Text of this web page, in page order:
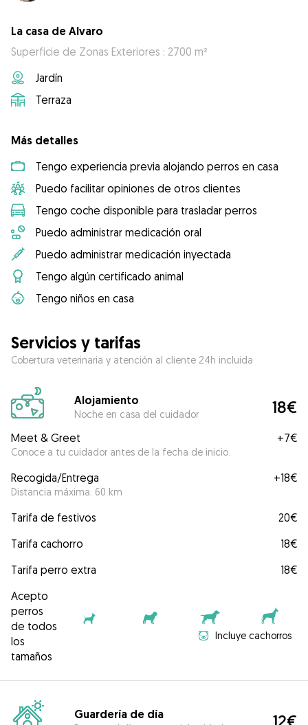
La casa de Alvaro
Superficie de Zonas Exteriores : 2700 m²
Jardín
Terraza
Más detalles
Tengo experiencia previa alojando perros en casa
Puedo facilitar opiniones de otros clientes
Tengo coche disponible para trasladar perros
Puedo administrar medicación oral
Puedo administrar medicación inyectada
Tengo algún certificado animal
Tengo niños en casa
Servicios y tarifas
Cobertura veterinaria y atención al cliente 24h incluida
Alojamiento
Noche en casa del cuidador 18€
Meet & Greet
Conoce a tu cuidador antes de la fecha de inicio.
+7€
Recogida/Entrega
Distancia máxima: 60 km
+18€
Tarifa de festivos
20€
Tarifa cachorro
18€
Tarifa perro extra
18€
Acepto
perros
de todos
los
tamaños
Incluye cachorros
Guardería de día